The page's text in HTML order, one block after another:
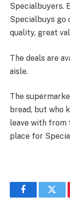
Specialbuyers.
Specialbuys go
quality, great
The deals are
aisle.
The
bread, but who
leave with from
place for
Facebook